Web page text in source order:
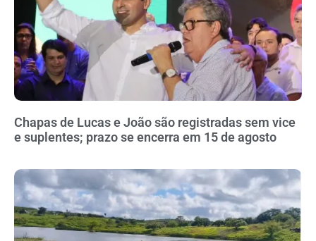
Chapas de Lucas e João são registradas sem vice
e suplentes; prazo se encerra em 15 de agosto